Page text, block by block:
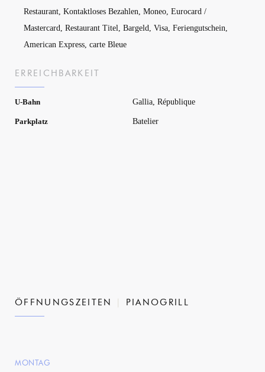
Restaurant, Kontaktloses Bezahlen, Moneo, Eurocard /
Mastercard, Restaurant Titel, Bargeld, Visa, Feriengutschein,
American Express, carte Bleue
ERREICHBARKEIT
U-Bahn Gallia, République
Parkplatz Batelier
ÖFFNUNGSZEITEN PIANOGRILL
MONTAG